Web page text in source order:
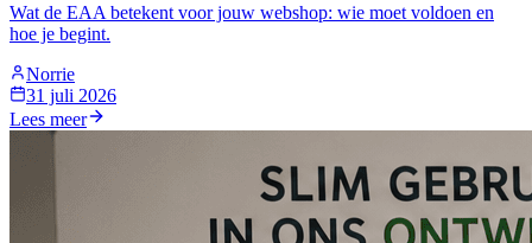
Wat de EAA betekent voor jouw webshop: wie moet voldoen en
hoe je begint.
Norrie
31 juli 2026
Lees meer